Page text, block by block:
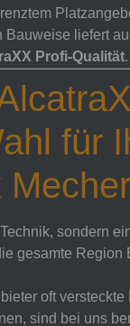
Bauweise liefert
Profi-Qualität.
für
sondern
gesamte Region
oft
sind bei uns